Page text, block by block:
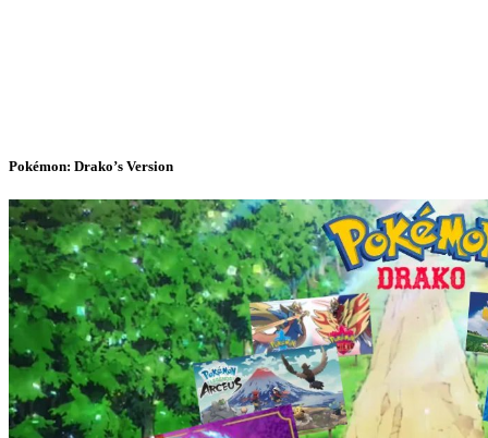
Pokémon: Drako’s Version